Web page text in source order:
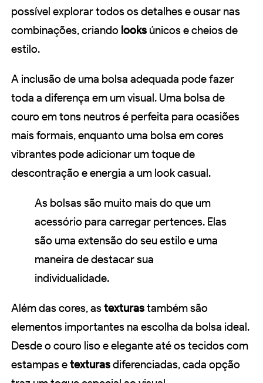
possível explorar todos os detalhes e ousar nas
combinações, criando looks únicos e cheios de
estilo.
A inclusão de uma bolsa adequada pode fazer
toda a diferença em um visual. Uma bolsa de
couro em tons neutros é perfeita para ocasiões
mais formais, enquanto uma bolsa em cores
vibrantes pode adicionar um toque de
descontração e energia a um look casual.
As bolsas são muito mais do que um
acessório para carregar pertences. Elas
são uma extensão do seu estilo e uma
maneira de destacar sua
individualidade.
Além das cores, astexturastambém são
elementos importantes na escolha da bolsa ideal.
Desde o couro liso e elegante até os tecidos com
estampas etexturasdiferenciadas, cada opção